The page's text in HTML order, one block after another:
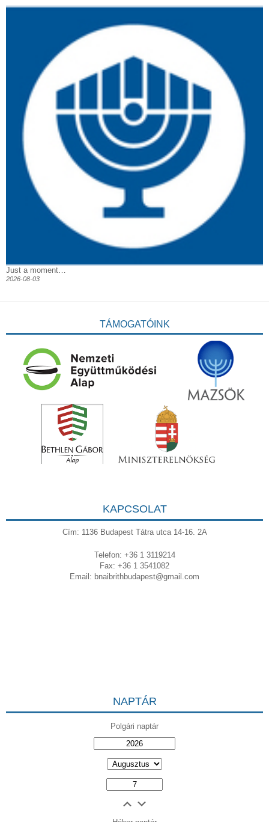
Just a moment…
2026-08-03
TÁMOGATÓINK
KAPCSOLAT
Cím: 1136 Budapest Tátra utca 14-16. 2A
Telefon: +36 1 3119214
Fax: +36 1 3541082
Email: bnaibrithbudapest@gmail.com
NAPTÁR
Polgári naptár